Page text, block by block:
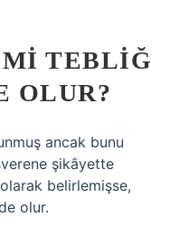
TEBLIĞ
OLUR?
ancak bunu
şikâyette
belirlemişse,
olur.